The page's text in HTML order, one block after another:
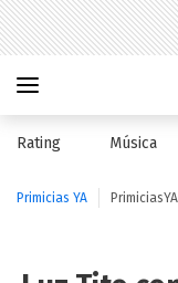
Rating Música
Primicias YA PrimiciasYA